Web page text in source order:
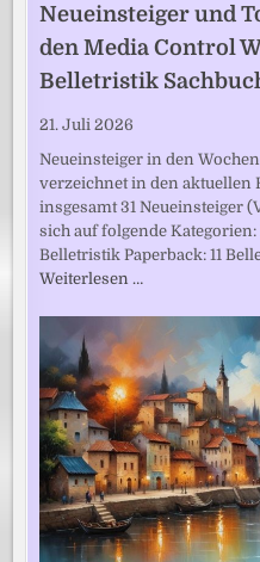
Neueinsteiger und
den Media Control
Belletristik
21. Juli 2026
Neueinsteiger in den
verzeichnet in den aktuellen
insgesamt 31 Neueinsteiger
sich auf folgende
Belletristik Paperback: 11
Weiterlesen …